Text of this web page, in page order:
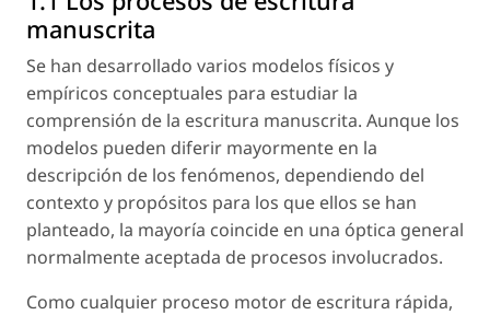
manuscrita
Se han desarrollado varios modelos físicos y
empíricos conceptuales para estudiar la
comprensión de la escritura manuscrita. Aunque los
modelos pueden diferir mayormente en la
descripción de los fenómenos, dependiendo del
contexto y propósitos para los que ellos se han
planteado, la mayoría coincide en una óptica general
normalmente aceptada de procesos involucrados.
Como cualquier proceso motor de escritura rápida,